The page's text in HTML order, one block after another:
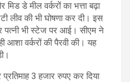
डे मील वर्करों का भत्ता बढ़ा
लीव की भी घोषणा कर दी। इस
पत्नी भी स्टेज पर आई। सीएम ने
आशा वर्करों की पैरवी की। यह
3 हजार रुपए कर दिया